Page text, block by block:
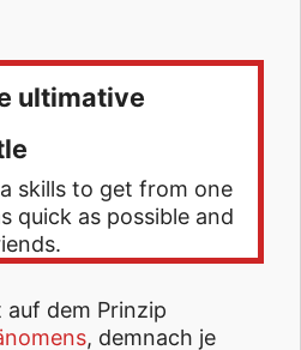
ultimative
skills to get from one
quick as possible and
auf dem Prinzip
, demnach je